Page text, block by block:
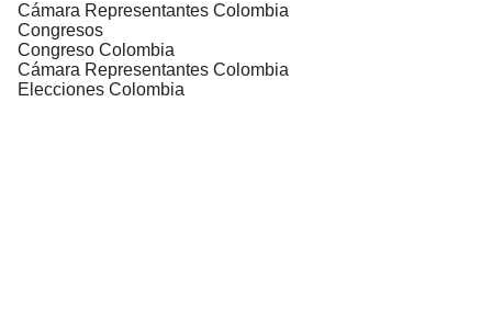
Cámara Representantes Colombia
Congresos
Congreso Colombia
Cámara Representantes Colombia
Elecciones Colombia